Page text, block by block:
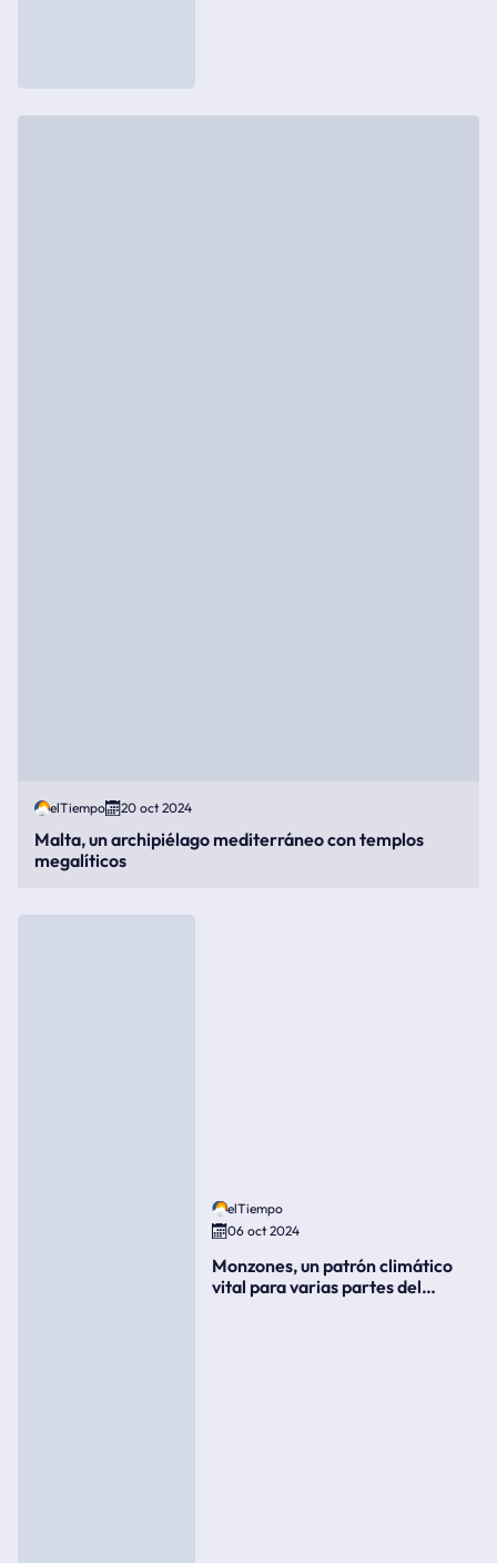
elTiempo 20 oct 2024
Malta, un archipiélago mediterráneo con templos
megalíticos
elTiempo
06 oct 2024
Monzones, un patrón climático
vital para varias partes del